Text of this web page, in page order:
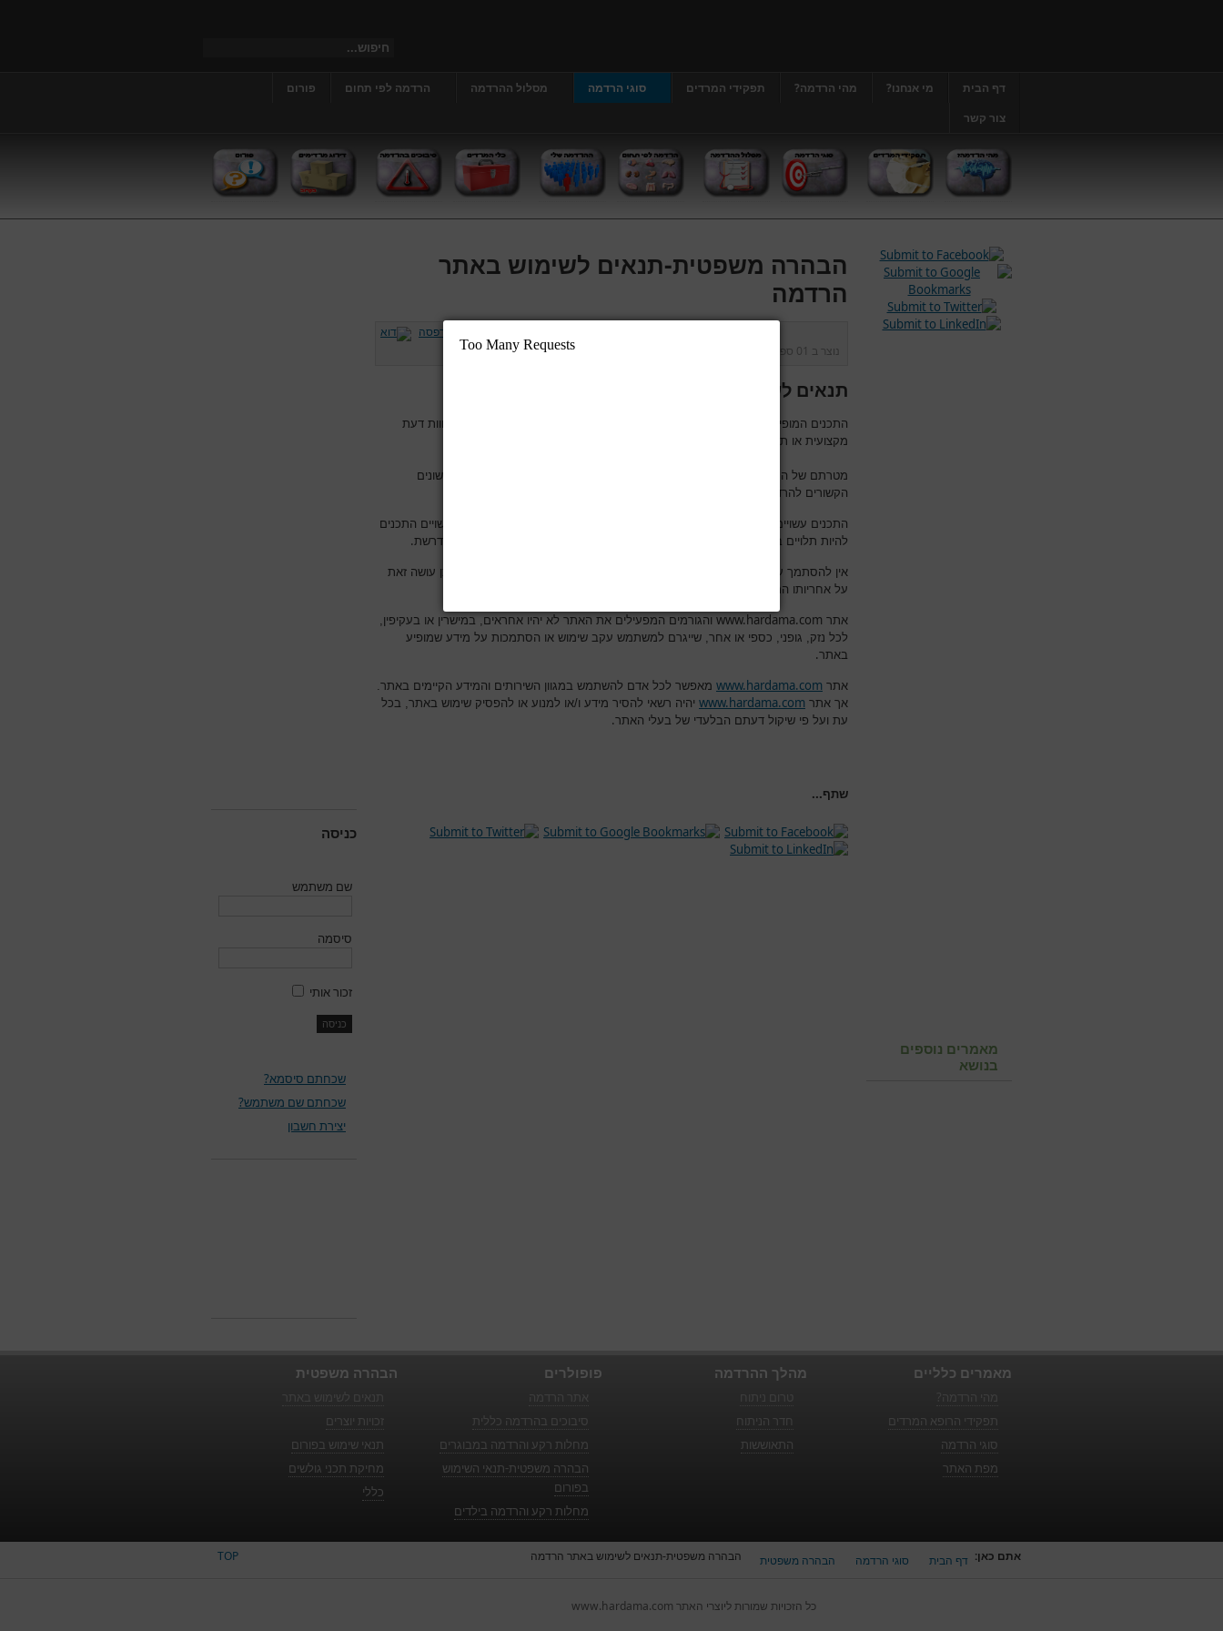
דף הבית מי אנחנו? מהי הרדמה? תפקידי המרדים סוגי הרדמה מסלול ההרדמה הרדמה לפי תחום
פורום
צור קשר
הבהרה משפטית-תנאים לשימוש באתר
הרדמה
נוצר ב 01 ספטמבר 2013 כניסות:226747
תנאים לשימוש באתר הרדמה
התכנים המופיעים באתר נועדו לספק מידע רפואי כללי ואינם מהווים עצה רפואית, חוות דעת
מקצועית או תחליף להתייעצות עם רופא מרדים או איש מקצוע אחר
מטרתם של התכנים והמאמרים באתר היא להרחיב את בסיס הידע שלכם בנושאים שונים
הקשורים להרדמה ולניתוח והם אינם מחליפים פנייה לאיש מקצוע מוסמך
התכנים עשויים לבטא אסכולה רפואית מסוימת או דעה אישית של הכותב. כמו כן, עשויים התכנים
להיות תלויים בנסיבות העובדתיות של מקרה מסוים ויש להתייחס אליהם בזהירות הנדרשת.
אין להסתמך על מידע המופיע באתר לשם החלטה על טיפול רפואי כלשהו והעושה כן עושה זאת
על אחריותו המלאה והבלעדית
אתר www.hardama.com והגורמים המפעילים את האתר לא יהיו אחראים, במישרין או בעקיפין,
לכל נזק, גופני, כספי או אחר, שייגרם למשתמש עקב שימוש או הסתמכות על מידע שמופיע
באתר.
אתר www.hardama.com מאפשר לכל אדם להשתמש במגוון השירותים והמידע הקיימים באתר.
אך אתר www.hardama.com יהיה רשאי להסיר מידע ו/או למנוע או להפסיק שימוש באתר, בכל
עת ועל פי שיקול דעתם הבלעדי של בעלי האתר.
שתף...
כניסה
שם משתמש
סיסמה
זכור אותי
שכחתם סיסמא?
שכחתם שם משתמש?
יצירת חשבון
מאמרים נוספים
בנושא
הבהרה משפטית
זכויות יוצרים
תנאי שימוש בפורום
מחיקת תכני גולשים
כללי
פופולרים
סיבוכים בהרדמה כללית
מחלות רקע והרדמה במבוגרים
הבהרה משפטית-תנאי השימוש
בפורום
מחלות רקע והרדמה בילדים
מהלך ההרדמה
חדר הניתוח
התאוששות
מאמרים כלליים
תפקידי הרופא המרדים
סוגי הרדמה
מפת האתר
אתם כאן: דף הבית סוגי הרדמה הבהרה משפטית הבהרה משפטית-תנאים לשימוש באתר הרדמה TOP
כל הזכויות שמורות ליוצרי האתר www.hardama.com